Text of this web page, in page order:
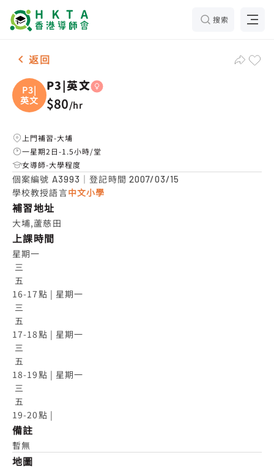
搜索
女-1名 P3|英文，大埔 補習推介
返回
P3|
英文
P3|英文
$80/hr
上門補習-大埔
一星期2日-1.5小時/堂
女導師-大學程度
個案編號 A3993 ｜登記時間 2007/03/15
學校教授語言中文小學
補習地址
大埔,蘆慈田
上課時間
星期一
五
16-17點 | 星期一
五
17-18點 | 星期一
五
18-19點 | 星期一
五
19-20點 |
備註
暫無
地圖